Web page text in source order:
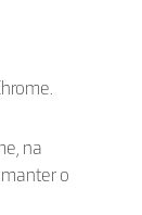
na
o